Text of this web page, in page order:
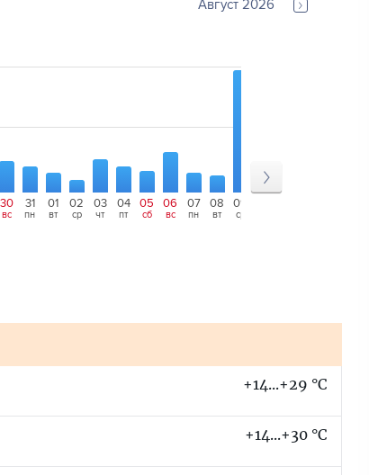
Август 2026
30
вс
31
пн
01
вт
02
ср
03
чт
04
пт
05
сб
06
вс
07
пн
08
вт
09
ср
+14...+29 °C
+14...+30 °C